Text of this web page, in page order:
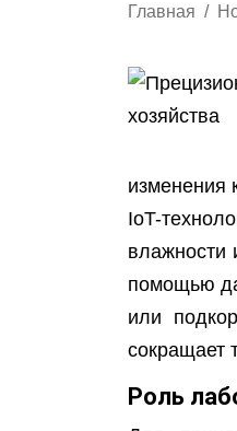
Главная
изменения
IoT-
влажности
помощью
или
сокращает
Роль